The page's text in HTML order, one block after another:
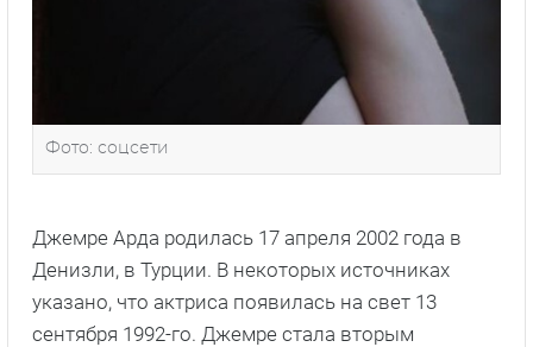
Фото: соцсети
Джемре Арда родилась 17 апреля 2002 года в
Денизли, в Турции. В некоторых источниках
указано, что актриса появилась на свет 13
сентября 1992-го. Джемре стала вторым